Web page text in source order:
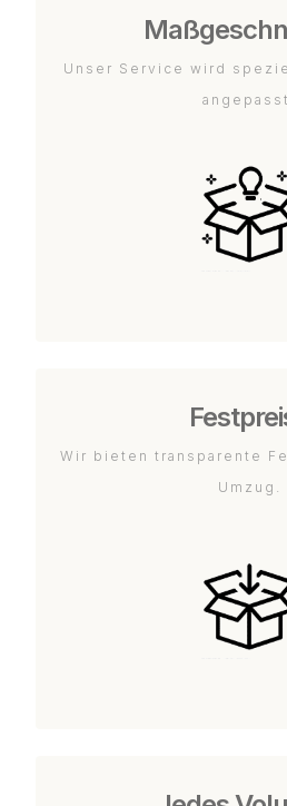
Unser Service wird
angepasst.
Wir bieten transparente
Umzug.